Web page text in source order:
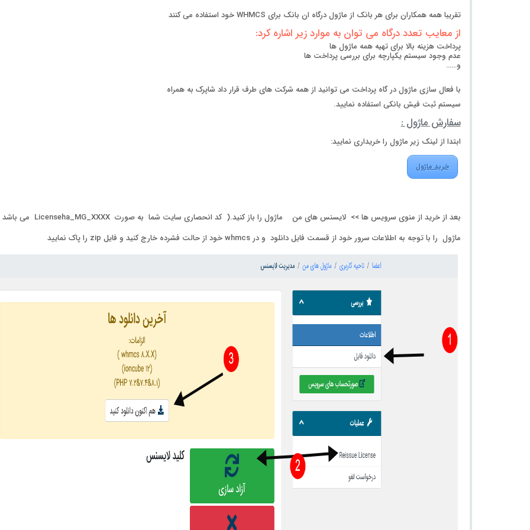
تقریبا همه همکاران برای هر بانک از ماژول درگاه ان بانک برای WHMCS خود استفاده می کنند
از معایب تعدد درگاه می توان به موارد زیر اشاره کرد:
پرداخت هزینه بالا برای تهیه همه ماژول ها
عدم وجود سیستم یکپارچه برای بررسی پرداخت ها
و……
با فعال سازی ماژول در گاه پرداخت می توانید از همه شرکت های طرف قرار داد شاپرک به همراه
سیستم ثبت فیش بانکی استفاده نمایید.
سفارش ماژول :
ابتدا از لینک زیر ماژول را خریداری نمایید:
خرید ماژول
بعد از خرید از منوی سرویس ها >> لایسنس های من ماژول را باز کنید.( کد انحصاری سایت شما به صورت Licenseha_MG_XXXX می باشد )
ماژول را با توجه به اطلاعات سرور خود از قسمت فایل دانلود و در whmcs خود از حالت فشرده خارج کنید و فایل zip را پاک نمایید